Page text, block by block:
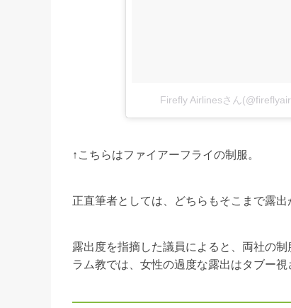
Firefly Airlinesさん
↑こちらはファイアーフライの制服。
正直筆者としては、どちらもそこまで露
露出度を指摘した議員によると、両社の制
ラム教では、女性の過度な露出はタブー視